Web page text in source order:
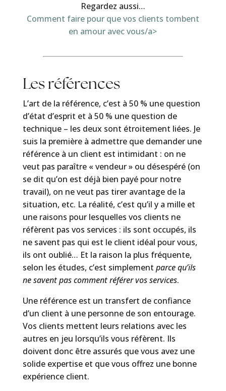
Regardez aussi…
Comment faire pour que vos clients tombent
en amour avec vous/a>
Les références
L’art de la référence, c’est à 50 % une question
d’état d’esprit et à 50 % une question de
technique – les deux sont étroitement liées. Je
suis la première à admettre que demander une
référence à un client est intimidant : on ne
veut pas paraître « vendeur » ou désespéré (on
se dit qu’on est déjà bien payé pour notre
travail), on ne veut pas tirer avantage de la
situation, etc. La réalité, c’est qu’il y a mille et
une raisons pour lesquelles vos clients ne
réfèrent pas vos services : ils sont occupés, ils
ne savent pas qui est le client idéal pour vous,
ils ont oublié… Et la raison la plus fréquente,
selon les études, c’est simplement parce qu’ils
ne savent pas comment référer vos services.
Une référence est un transfert de confiance
d’un client à une personne de son entourage.
Vos clients mettent leurs relations avec les
autres en jeu lorsqu’ils vous réfèrent. Ils
doivent donc être assurés que vous avez une
solide expertise et que vous offrez une bonne
expérience client.